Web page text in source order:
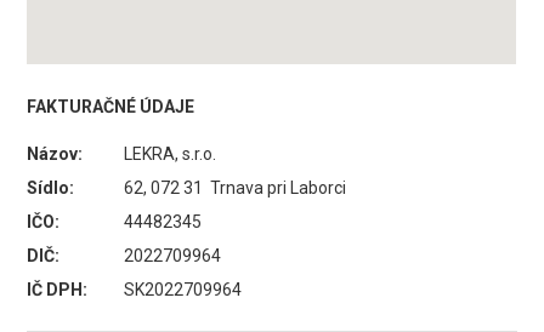
FAKTURAČNÉ ÚDAJE
Názov:
LEKRA, s.r.o.
Sídlo:
62, 072 31 Trnava pri Laborci
IČO:
44482345
DIČ:
2022709964
IČ DPH:
SK2022709964